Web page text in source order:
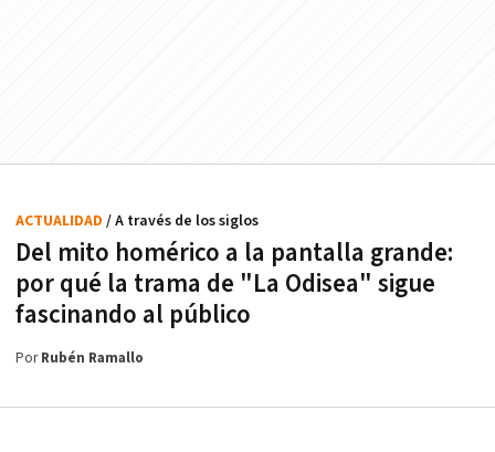
Del mito homérico a la pantalla grande:
por qué la trama de "La Odisea" sigue
fascinando al público
ACTUALIDAD / A través de los siglos
PorRubén Ramallo